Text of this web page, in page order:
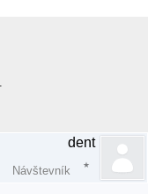
dent
Návštevník